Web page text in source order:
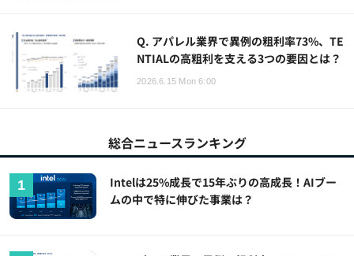
Q. アパレル業界で異例の粗利率73%、TE
NTIALの高粗利を支える3つの要因とは？
2026.6.15 Mon 6:00
総合ニュースランキング
Intelは25%成長で15年ぶりの高成長！AIブー
ムの中で特に伸びた事業は？